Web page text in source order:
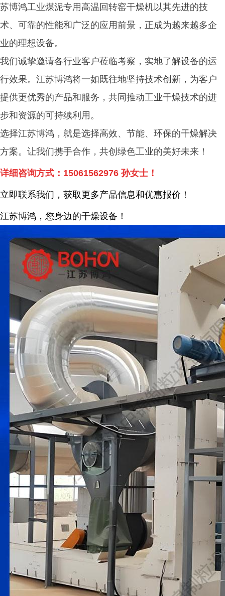
苏博鸿工业煤泥专用高温回转窑干燥机以其先进的技
术、可靠的性能和广泛的应用前景，正成为越来越多企
业的理想设备。
我们诚挚邀请各行业客户莅临考察，实地了解设备的运
行效果。江苏博鸿将一如既往地坚持技术创新，为客户
提供更优秀的产品和服务，共同推动工业干燥技术的进
步和资源的可持续利用。
选择江苏博鸿，就是选择高效、节能、环保的干燥解决
方案。让我们携手合作，共创绿色工业的美好未来！
详细咨询方式： 15061562976 孙女士！
立即联系我们，获取更多产品信息和优惠报价！
江苏博鸿，您身边的干燥设备 ！